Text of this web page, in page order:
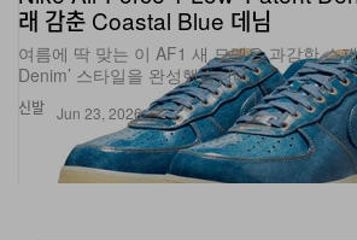
신발
여름에 딱 맞는 이 AF1 새 모델은 과감한 소재
Denim’ 스타일을 완성했습니다.
Jun 23, 2026